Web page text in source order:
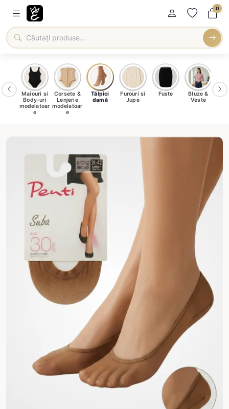
0
Maiouri si
Body-uri
modelatoar
e
Corsete &
Lenjerie
modelatoar
e
Tălpici
damă
Furouri si
Jupe
Fuste
Bluze &
Veste